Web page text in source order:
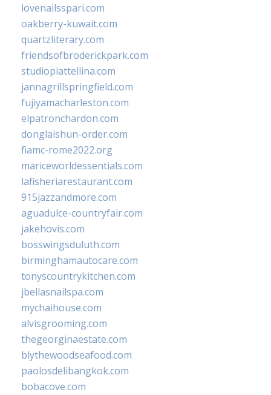
lovenailsspari.com
oakberry-kuwait.com
quartzliterary.com
friendsofbroderickpark.com
studiopiattellina.com
jannagrillspringfield.com
fujiyamacharleston.com
elpatronchardon.com
donglaishun-order.com
fiamc-rome2022.org
mariceworldessentials.com
lafisheriarestaurant.com
915jazzandmore.com
aguadulce-countryfair.com
jakehovis.com
bosswingsduluth.com
birminghamautocare.com
tonyscountrykitchen.com
jbellasnailspa.com
mychaihouse.com
alvisgrooming.com
thegeorginaestate.com
blythewoodseafood.com
paolosdelibangkok.com
bobacove.com